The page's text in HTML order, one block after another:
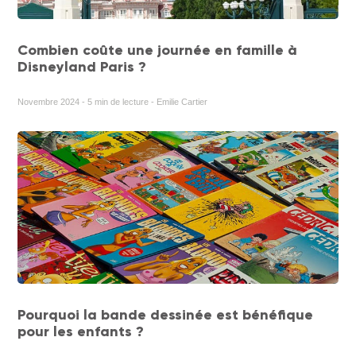
Combien coûte une journée en famille à
Disneyland Paris ?
Novembre 2024 - 5 min de lecture - Emilie Cartier
Pourquoi la bande dessinée est bénéfique
pour les enfants ?